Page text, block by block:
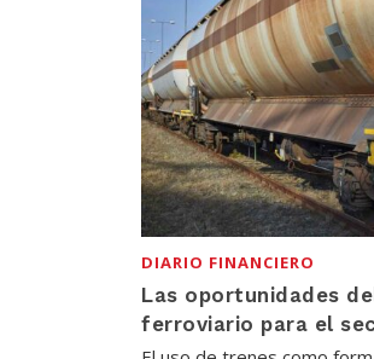
DIARIO FINANCIERO
Las oportunidades
ferroviario para el